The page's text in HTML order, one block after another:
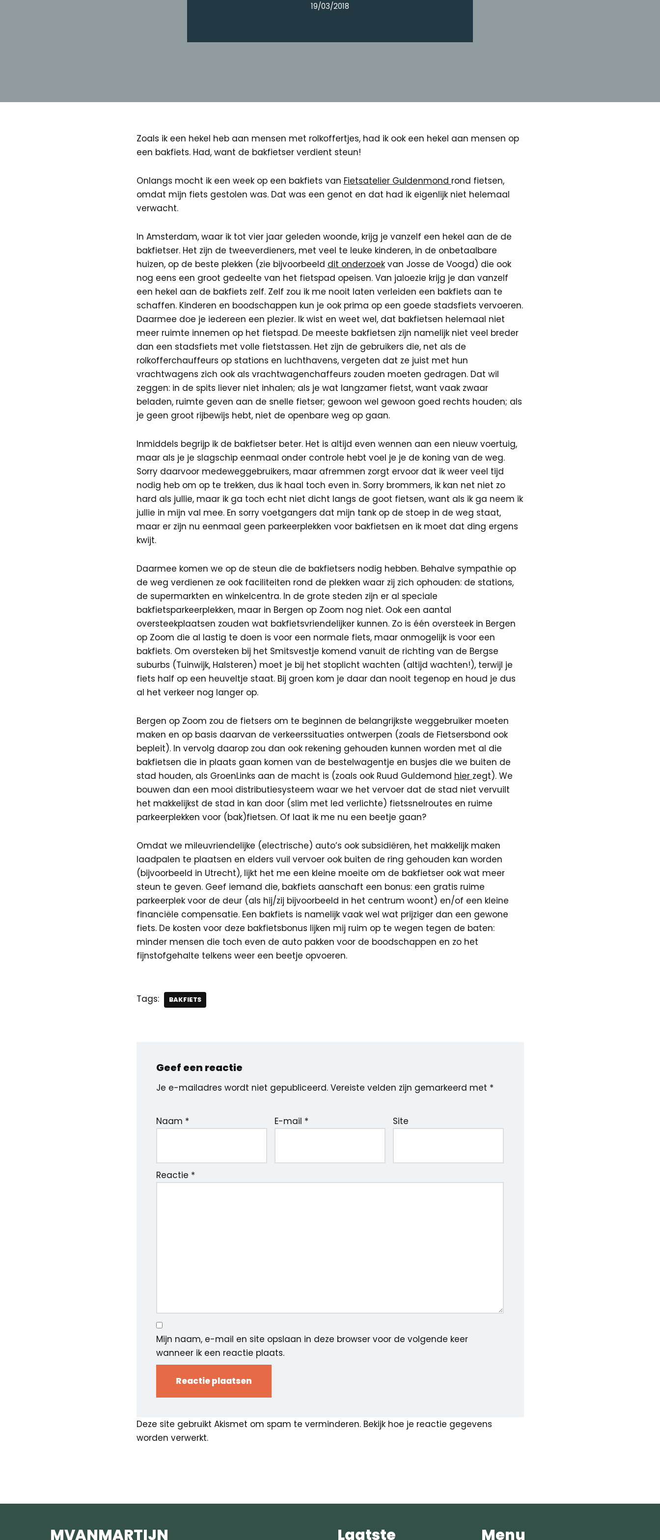
19/03/2018
Zoals ik een hekel heb aan mensen met rolkoffertjes, had ik ook een hekel aan mensen op
een bakfiets. Had, want de bakfietser verdient steun!
Onlangs mocht ik een week op een bakfiets van Fietsatelier Guldenmond rond fietsen,
omdat mijn fiets gestolen was. Dat was een genot en dat had ik eigenlijk niet helemaal
verwacht.
In Amsterdam, waar ik tot vier jaar geleden woonde, krijg je vanzelf een hekel aan de de
bakfietser. Het zijn de tweeverdieners, met veel te leuke kinderen, in de onbetaalbare
huizen, op de beste plekken (zie bijvoorbeeld dit onderzoekvan Josse de Voogd) die ook
nog eens een groot gedeelte van het fietspad opeisen. Van jaloezie krijg je dan vanzelf
een hekel aan de bakfiets zelf. Zelf zou ik me nooit laten verleiden een bakfiets aan te
schaffen. Kinderen en boodschappen kun je ook prima op een goede stadsfiets vervoeren.
Daarmee doe je iedereen een plezier. Ik wist en weet wel, dat bakfietsen helemaal niet
meer ruimte innemen op het fietspad. De meeste bakfietsen zijn namelijk niet veel breder
dan een stadsfiets met volle fietstassen. Het zijn de gebruikers die, net als de
rolkofferchauffeurs op stations en luchthavens, vergeten dat ze juist met hun
vrachtwagens zich ook als vrachtwagenchaffeurs zouden moeten gedragen. Dat wil
zeggen: in de spits liever niet inhalen; als je wat langzamer fietst, want vaak zwaar
beladen, ruimte geven aan de snelle fietser; gewoon wel gewoon goed rechts houden; als
je geen groot rijbewijs hebt, niet de openbare weg op gaan.
Inmiddels begrijp ik de bakfietser beter. Het is altijd even wennen aan een nieuw voertuig,
maar als je je slagschip eenmaal onder controle hebt voel je je de koning van de weg.
Sorry daarvoor medeweggebruikers, maar afremmen zorgt ervoor dat ik weer veel tijd
nodig heb om op te trekken, dus ik haal toch even in. Sorry brommers, ik kan net niet zo
hard als jullie, maar ik ga toch echt niet dicht langs de goot fietsen, want als ik ga neem ik
jullie in mijn val mee. En sorry voetgangers dat mijn tank op de stoep in de weg staat,
maar er zijn nu eenmaal geen parkeerplekken voor bakfietsen en ik moet dat ding ergens
kwijt.
Daarmee komen we op de steun die de bakfietsers nodig hebben. Behalve sympathie op
de weg verdienen ze ook faciliteiten rond de plekken waar zij zich ophouden: de stations,
de supermarkten en winkelcentra. In de grote steden zijn er al speciale
bakfietsparkeerplekken, maar in Bergen op Zoom nog niet. Ook een aantal
oversteekplaatsen zouden wat bakfietsvriendelijker kunnen. Zo is één oversteek in Bergen
op Zoom die al lastig te doen is voor een normale fiets, maar onmogelijk is voor een
bakfiets. Om oversteken bij het Smitsvestje komend vanuit de richting van de Bergse
suburbs (Tuinwijk, Halsteren) moet je bij het stoplicht wachten (altijd wachten!), terwijl je
fiets half op een heuveltje staat. Bij groen kom je daar dan nooit tegenop en houd je dus
al het verkeer nog langer op.
Bergen op Zoom zou de fietsers om te beginnen de belangrijkste weggebruiker moeten
maken en op basis daarvan de verkeerssituaties ontwerpen (zoals de Fietsersbond ook
bepleit). In vervolg daarop zou dan ook rekening gehouden kunnen worden met al die
bakfietsen die in plaats gaan komen van de bestelwagentje en busjes die we buiten de
stad houden, als GroenLinks aan de macht is (zoals ook Ruud Guldemond hier zegt). We
bouwen dan een mooi distributiesysteem waar we het vervoer dat de stad niet vervuilt
het makkelijkst de stad in kan door (slim met led verlichte) fietssnelroutes en ruime
parkeerplekken voor (bak)fietsen. Of laat ik me nu een beetje gaan?
Omdat we mileuvriendelijke (electrische) auto’s ook subsidiëren, het makkelijk maken
laadpalen te plaatsen en elders vuil vervoer ook buiten de ring gehouden kan worden
(bijvoorbeeld in Utrecht), lijkt het me een kleine moeite om de bakfietser ook wat meer
steun te geven. Geef iemand die, bakfiets aanschaft een bonus: een gratis ruime
parkeerplek voor de deur (als hij/zij bijvoorbeeld in het centrum woont) en/of een kleine
financiële compensatie. Een bakfiets is namelijk vaak wel wat prijziger dan een gewone
fiets. De kosten voor deze bakfietsbonus lijken mij ruim op te wegen tegen de baten:
minder mensen die toch even de auto pakken voor de boodschappen en zo het
fijnstofgehalte telkens weer een beetje opvoeren.
Tags: BAKFIETS
Geef een reactie
Je e-mailadres wordt niet gepubliceerd. Vereiste velden zijn gemarkeerd met *
Naam * E-mail * Site
Reactie *
Mijn naam, e-mail en site opslaan in deze browser voor de volgende keer
wanneer ik een reactie plaats.
Deze site gebruikt Akismet om spam te verminderen. Bekijk hoe je reactie gegevens
worden verwerkt.
MVANMARTIJN Laatste Menu